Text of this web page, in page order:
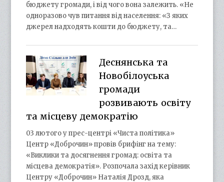
бюджету громади, і від чого вона залежить. «Не
одноразово чув питання від населення: «З яких
джерел надходять кошти до бюджету, та…
Деснянська та
Новобілоуська
громади
розвивають освіту
та місцеву демократію
03 лютого у прес-центрі «Чиста політика»
Центр «Доброчин» провів брифінг на тему:
«Виклики та досягнення громад: освіта та
місцева демократія». Розпочала захід керівник
Центру «Доброчин» Наталія Дрозд, яка